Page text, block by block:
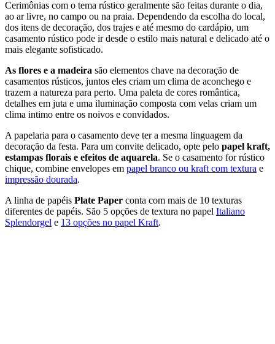
Cerimônias com o tema rústico geralmente são feitas durante o dia,
ao ar livre, no campo ou na praia. Dependendo da escolha do local,
dos itens de decoração, dos trajes e até mesmo do cardápio, um
casamento rústico pode ir desde o estilo mais natural e delicado até o
mais elegante sofisticado.
As flores e a madeira são elementos chave na decoração de
casamentos rústicos, juntos eles criam um clima de aconchego e
trazem a natureza para perto. Uma paleta de cores romântica,
detalhes em juta e uma iluminação composta com velas criam um
clima intimo entre os noivos e convidados.
A papelaria para o casamento deve ter a mesma linguagem da
decoração da festa. Para um convite delicado, opte pelo papel kraft,
estampas florais e efeitos de aquarela. Se o casamento for rústico
chique, combine envelopes em papel branco ou kraft com textura e
impressão dourada.
A linha de papéis Plate Paper conta com mais de 10 texturas
diferentes de papéis. São 5 opções de textura no papel Italiano
Splendorgel e 13 opções no papel Kraft.